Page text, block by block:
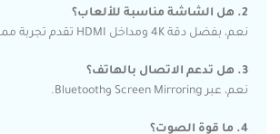
2. هل الشاشة مناسبة للألعاب؟
نعم، بفضل دقة 4K ومداخل HDMI تقدم تجربة ممتازة للألعاب.
3. هل تدعم الاتصال بالهاتف؟
نعم، عبر Screen Mirroring وBluetooth.
4. ما قوة الصوت؟